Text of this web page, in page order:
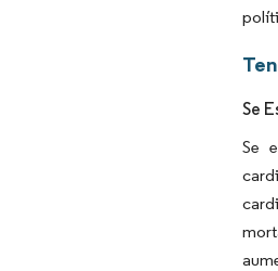
Se
Se